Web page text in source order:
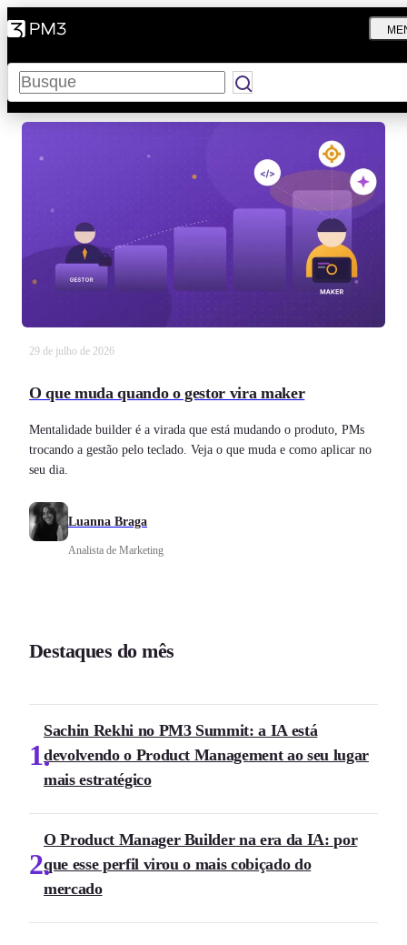
Pesquisar
29 de julho de 2026
O que muda quando o gestor vira maker
Mentalidade builder é a virada que está mudando o produto, PMs
trocando a gestão pelo teclado. Veja o que muda e como aplicar no
seu dia.
Luanna Braga
Analista de Marketing
Destaques do mês
1
Sachin Rekhi no PM3 Summit: a IA está
devolvendo o Product Management ao seu lugar
mais estratégico
2
O Product Manager Builder na era da IA: por
que esse perfil virou o mais cobiçado do
mercado